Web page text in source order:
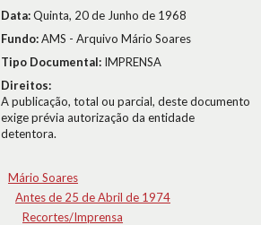
Data:Quinta, 20 de Junho de 1968
Fundo:AMS - Arquivo Mário Soares
Tipo Documental: IMPRENSA
Direitos:
A publicação, total ou parcial, deste documento
exige prévia autorização da entidade
detentora.
Mário Soares
Antes de 25 de Abril de 1974
Recortes/Imprensa